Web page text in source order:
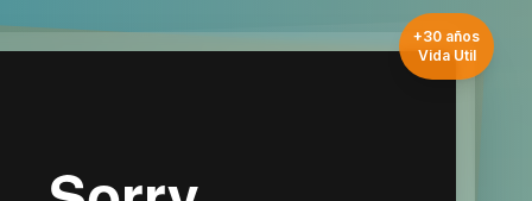
+30 años
Vida Util